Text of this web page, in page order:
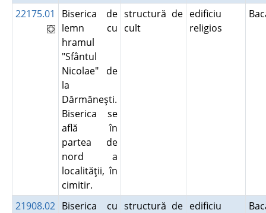
22175.01
Biserica de
lemn cu
hramul
"Sfântul
Nicolae" de
la
Dărmăneşti.
Biserica se
află în
partea de
nord a
localităţii, în
cimitir.
structură de
cult
edificiu
religios
21908.02 Biserica cu structură de edificiu